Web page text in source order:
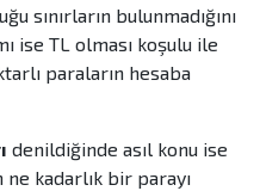
sınırların bulunmadığını
ise TL olması koşulu ile
paraların hesaba
denildiğinde asıl konu ise
kadarlık bir parayı